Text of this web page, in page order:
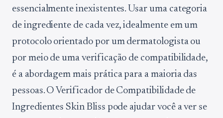
essencialmente inexistentes. Usar uma categoria
de ingrediente de cada vez, idealmente em um
protocolo orientado por um dermatologista ou
por meio de uma verificação de compatibilidade,
é a abordagem mais prática para a maioria das
pessoas. O Verificador de Compatibilidade de
Ingredientes Skin Bliss pode ajudar você a ver se